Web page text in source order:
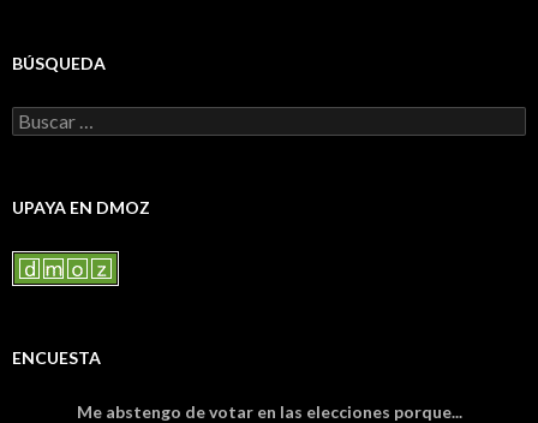
BÚSQUEDA
Buscar:
UPAYA EN DMOZ
ENCUESTA
Me abstengo de votar en las elecciones porque...